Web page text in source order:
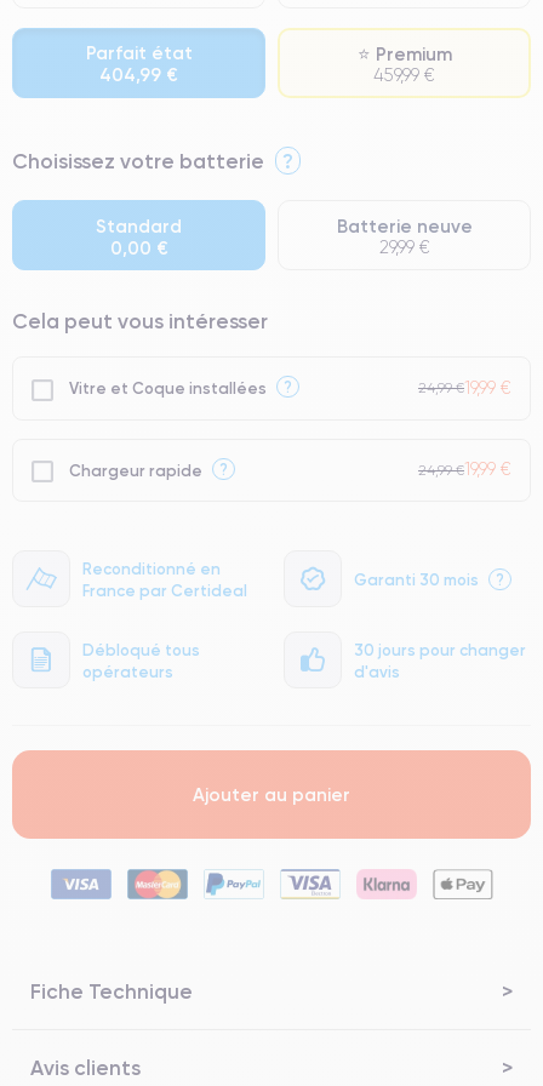
Reconditionné en
France par Certideal
Garanti 30 mois ?
Débloqué tous
opérateurs
30 jours pour changer
d'avis
Parfait état
404,99 €
⭐ Premium
459,99 €
⭐ Premium
● Batterie : usage intensif.
● Seuls 5% de nos téléphones ont un grade Premium.
Choisissez votre batterie ?
Standard
0,00 €
Batterie neuve
29,99 €
Cela peut vous intéresser
Vitre et Coque installées ? 24,99 €19,99 €
Chargeur rapide ? 24,99 €19,99 €
Ajouter au panier
Fiche Technique
Avis clients